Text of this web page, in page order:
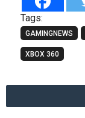
Tags:
GAMINGNEWS
XBOX 360